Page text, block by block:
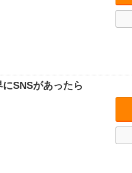
SNSがあったら